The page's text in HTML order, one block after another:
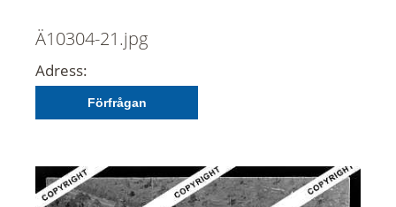
Ä10304-21.jpg
Adress:
Förfrågan